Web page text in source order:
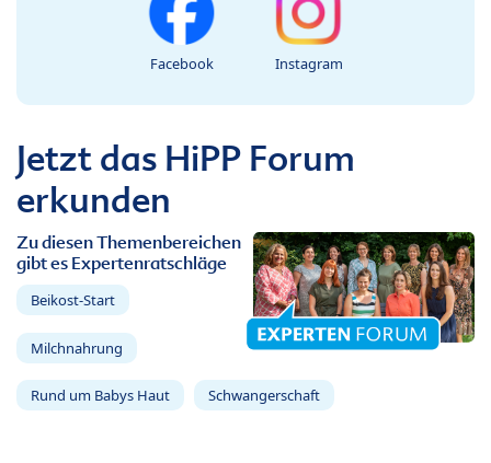
Facebook Instagram
Jetzt das HiPP Forum
erkunden
Zu diesen Themenbereichen
gibt es Expertenratschläge
Beikost-Start
Milchnahrung
Rund um Babys Haut Schwangerschaft